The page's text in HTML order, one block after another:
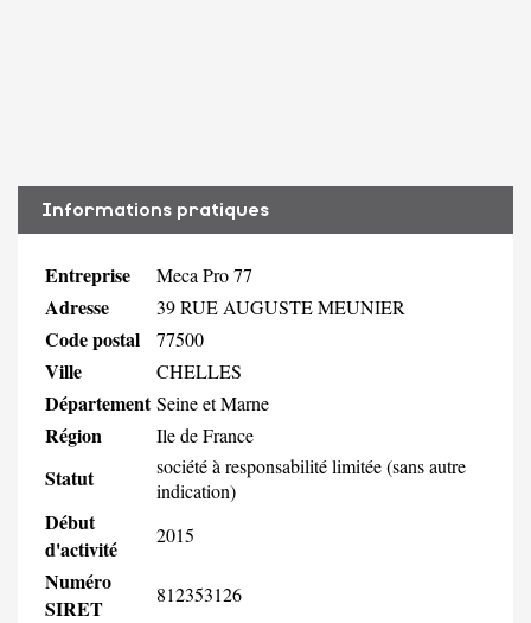
Informations pratiques
Entreprise Meca Pro 77
Adresse 39 RUE AUGUSTE MEUNIER
Code postal 77500
Ville CHELLES
Département Seine et Marne
Région Ile de France
Statut
société à responsabilité limitée (sans autre
indication)
Début
d'activité
2015
Numéro
SIRET
812353126